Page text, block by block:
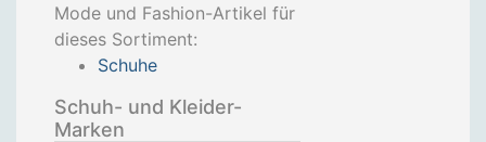
Mode und Fashion-Artikel für
dieses Sortiment:
Schuhe
Schuh- und Kleider-
Marken